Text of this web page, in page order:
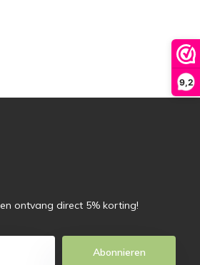
9,2
ontvang direct 5% korting!
Abonnieren